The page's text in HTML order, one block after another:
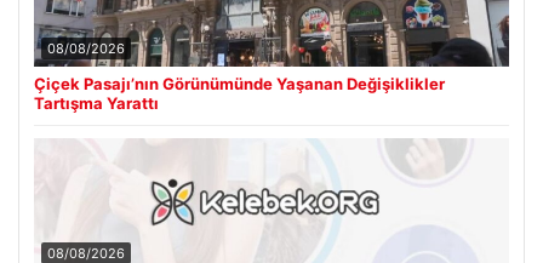
08/08/2026
Çiçek Pasajı’nın Görünümünde Yaşanan Değişiklikler
Tartışma Yarattı
08/08/2026